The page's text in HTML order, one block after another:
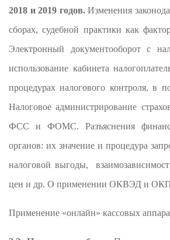
2018 и 2019 годов. Изменения
сборах, судебной практики как
Электронный документооборот с
использование кабинета
процедурах налогового контроля, в
Налоговое администрирование
ФСС и ФОМС. Разъяснения
органов: их значение и процедура
налоговой выгоды,
цен и др. О применении ОКВЭД и
Применение «онлайн» кассовых